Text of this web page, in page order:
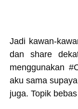
Jadi kawan-
dan share
menggunakan
aku sama
juga. Topik